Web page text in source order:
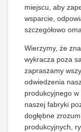
miejscu, aby
wsparcie,
szczegółowo
Wierzymy, że
wykracza poza
zapraszamy
odwiedzenia
produkcyjnego
naszej fabryki
dogłębne
produkcyjnych,